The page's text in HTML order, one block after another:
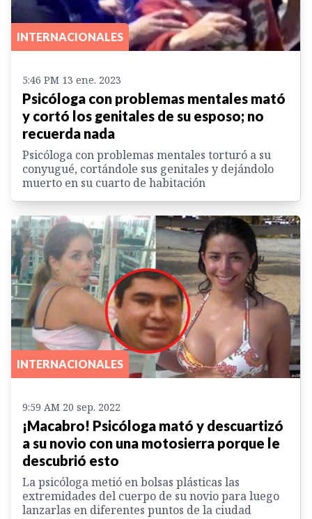
INTERNACIONALES
5:46 PM 13 ene. 2023
Psicóloga con problemas mentales mató
y cortó los genitales de su esposo; no
recuerda nada
Psicóloga con problemas mentales torturó a su
conyugué, cortándole sus genitales y dejándolo
muerto en su cuarto de habitación
INTERNACIONALES
9:59 AM 20 sep. 2022
¡Macabro! Psicóloga mató y descuartizó
a su novio con una motosierra porque le
descubrió esto
La psicóloga metió en bolsas plásticas las
extremidades del cuerpo de su novio para luego
lanzarlas en diferentes puntos de la ciudad